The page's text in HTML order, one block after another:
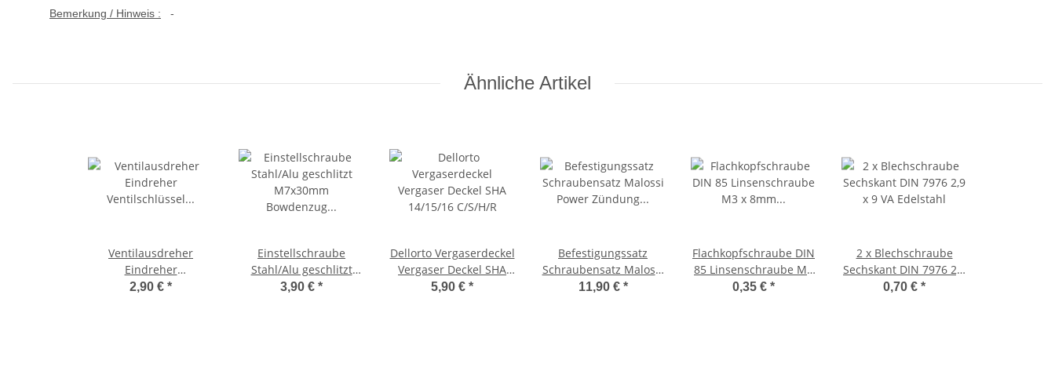
Bemerkung / Hinweis : -
Ähnliche Artikel
Ventilausdreher
Eindreher
Ventilschlüssel
2,90 € *
Einstellschraube
Stahl/Alu geschlitzt
M7x30mm Bowdenzug
3,90 € *
Dellorto Vergaserdeckel
Vergaser Deckel SHA
14/15/16 C/S/H/R
5,90 € *
Befestigungssatz
Schraubensatz Malossi
Power Zündung
11,90 € *
Flachkopfschraube DIN
85 Linsenschraube M3
x 8mm Befestigung
0,35 € *
2 x Blechschraube
Sechskant DIN 7976 2,9
x 9 VA Edelstahl
0,70 € *